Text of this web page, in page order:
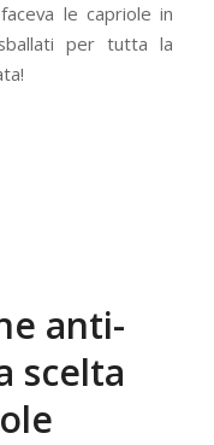
le capriole in
per tutta la
anti-
scelta